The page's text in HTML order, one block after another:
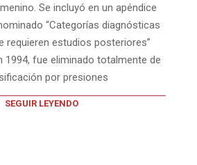
Se incluyó en un apéndice
“Categorías diagnósticas
requieren estudios posteriores”
1994, fue eliminado totalmente de
por presiones
SEGUIR LEYENDO